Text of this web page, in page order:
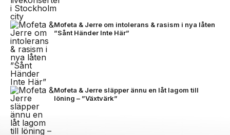
Mofeta & Jerre om intolerans & rasism i nya låten
”Sånt Händer Inte Här”
Mofeta & Jerre släpper ännu en låt lagom till
löning – ”Växtvärk”